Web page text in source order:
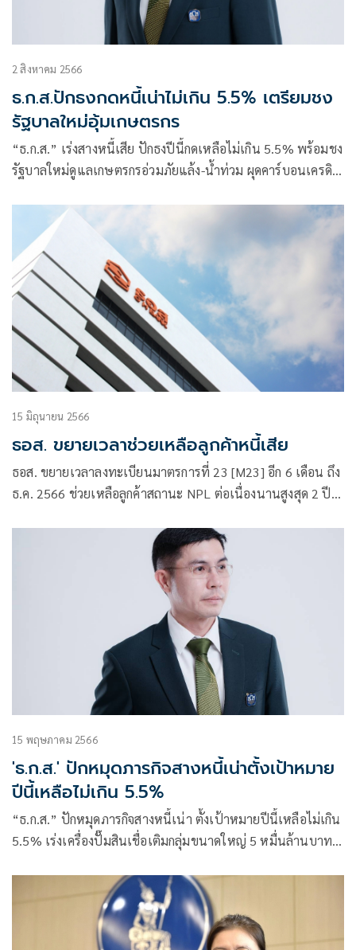
2 สิงหาคม 2566
ธ.ก.ส.ปักธงกดหนี้เน่าไม่เกิน 5.5% เตรียมชง
รัฐบาลใหม่อุ้มเกษตรกร
“ธ.ก.ส.” เร่งสางหนี้เสีย ปักธงปีนี้กดเหลือไม่เกิน 5.5% พร้อมชง
รัฐบาลใหม่ดูแลเกษตรกรอ่วมภัยแล้ง-น้ำท่วม ผุดคาร์บอนเครดิต
15 มิถุนายน 2566
ธอส. ขยายเวลาช่วยเหลือลูกค้าหนี้เสีย
ธอส. ขยายเวลาลงทะเบียนมาตรการที่ 23 [M23] อีก 6 เดือน ถึง
ธ.ค. 2566 ช่วยเหลือลูกค้าสถานะ NPL ต่อเนื่องนานสูงสุด 2 ปี
15 พฤษภาคม 2566
'ธ.ก.ส.' ปักหมุดภารกิจสางหนี้เน่าตั้งเป้าหมาย
ปีนี้เหลือไม่เกิน 5.5%
“ธ.ก.ส.” ปักหมุดภารกิจสางหนี้เน่า ตั้งเป้าหมายปีนี้เหลือไม่เกิน
5.5% เร่งเครื่องปั๊มสินเชื่อเติมกลุ่มขนาดใหญ่ 5 หมื่นล้านบาท